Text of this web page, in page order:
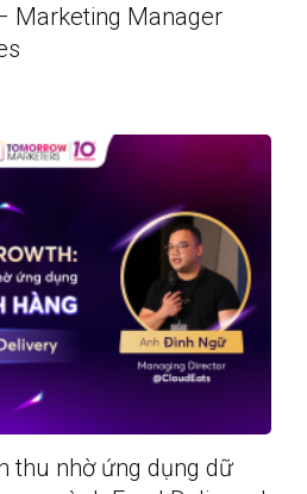
Marketing Manager
thu nhờ ứng dụng dữ